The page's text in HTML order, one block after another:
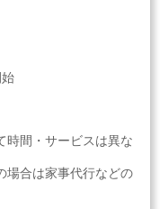
時間・サービスは異な
場合は家事代行などの